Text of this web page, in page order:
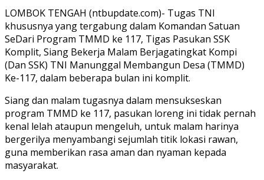
LOMBOK TENGAH (ntbupdate.com)- Tugas TNI
khususnya yang tergabung dalam Komandan Satuan
SeDari Program TMMD ke 117, Tigas Pasukan SSK
Komplit, Siang Bekerja Malam Berjagatingkat Kompi
(Dan SSK) TNI Manunggal Membangun Desa (TMMD)
Ke-117, dalam beberapa bulan ini komplit.
Siang dan malam tugasnya dalam mensukseskan
program TMMD ke 117, pasukan loreng ini tidak pernah
kenal lelah ataupun mengeluh, untuk malam harinya
bergerilya menyambangi sejumlah titik lokasi rawan,
guna memberikan rasa aman dan nyaman kepada
masyarakat.